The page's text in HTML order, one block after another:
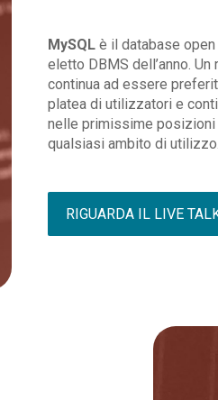
MySQL è il database
eletto DBMS dell’anno.
continua ad essere
platea di utilizzatori e
nelle primissime posizioni
qualsiasi ambito di utilizzo.
RIGUARDA IL LIVE